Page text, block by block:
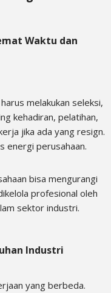
Waktu dan
melakukan seleksi,
kehadiran, pelatihan,
jika ada yang resign.
energi perusahaan.
bisa mengurangi
profesional oleh
sektor industri.
Industri
yang berbeda.